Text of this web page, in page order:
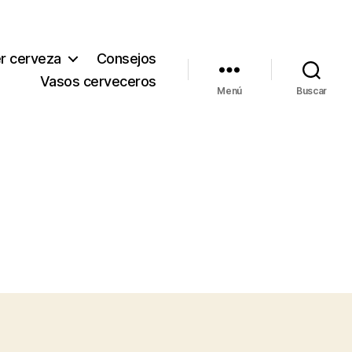
cerveza
Consejos
Vasos cerveceros
Menú Buscar